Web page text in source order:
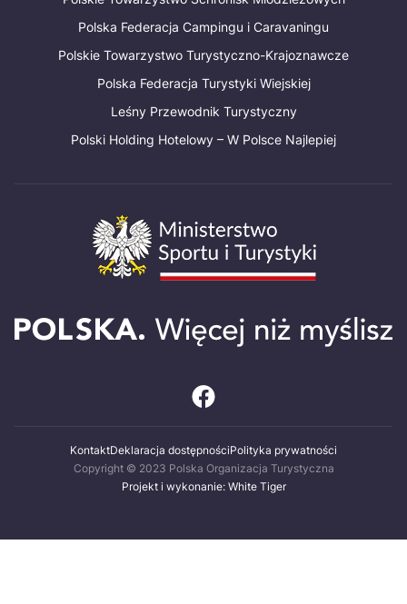
Polska Federacja Campingu i Caravaningu
Polskie Towarzystwo Turystyczno-Krajoznawcze
Polska Federacja Turystyki Wiejskiej
Leśny Przewodnik Turystyczny
Polski Holding Hotelowy – W Polsce Najlepiej
KontaktDeklaracja dostępnościPolityka prywatności
Copyright © 2023 Polska Organizacja Turystyczna
Projekt i wykonanie: White Tiger